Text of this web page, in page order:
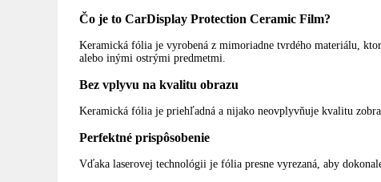
Čo je to CarDisplay Protection Ceramic Film?
Keramická fólia je vyrobená z mimoriadne tvrdého materiálu,
alebo inými ostrými predmetmi.
Bez vplyvu na kvalitu obrazu
Keramická fólia je priehľadná a nijako neovplyvňuje kvalitu
Perfektné prispôsobenie
Vďaka laserovej technológii je fólia presne vyrezaná, aby